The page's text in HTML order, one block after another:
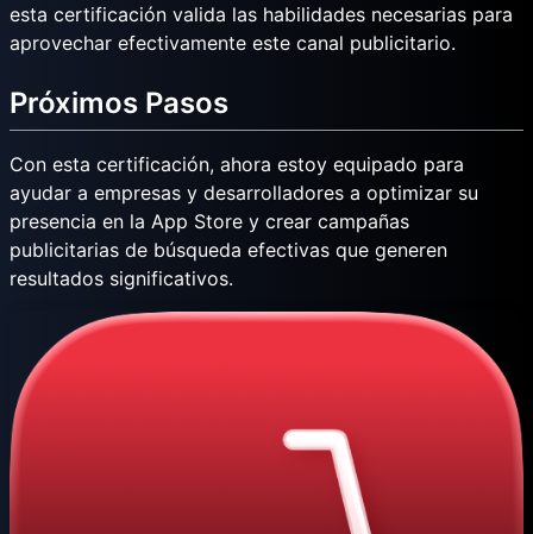
esta certificación valida las habilidades necesarias para
aprovechar efectivamente este canal publicitario.
Próximos Pasos
Con esta certificación, ahora estoy equipado para
ayudar a empresas y desarrolladores a optimizar su
presencia en la App Store y crear campañas
publicitarias de búsqueda efectivas que generen
resultados significativos.